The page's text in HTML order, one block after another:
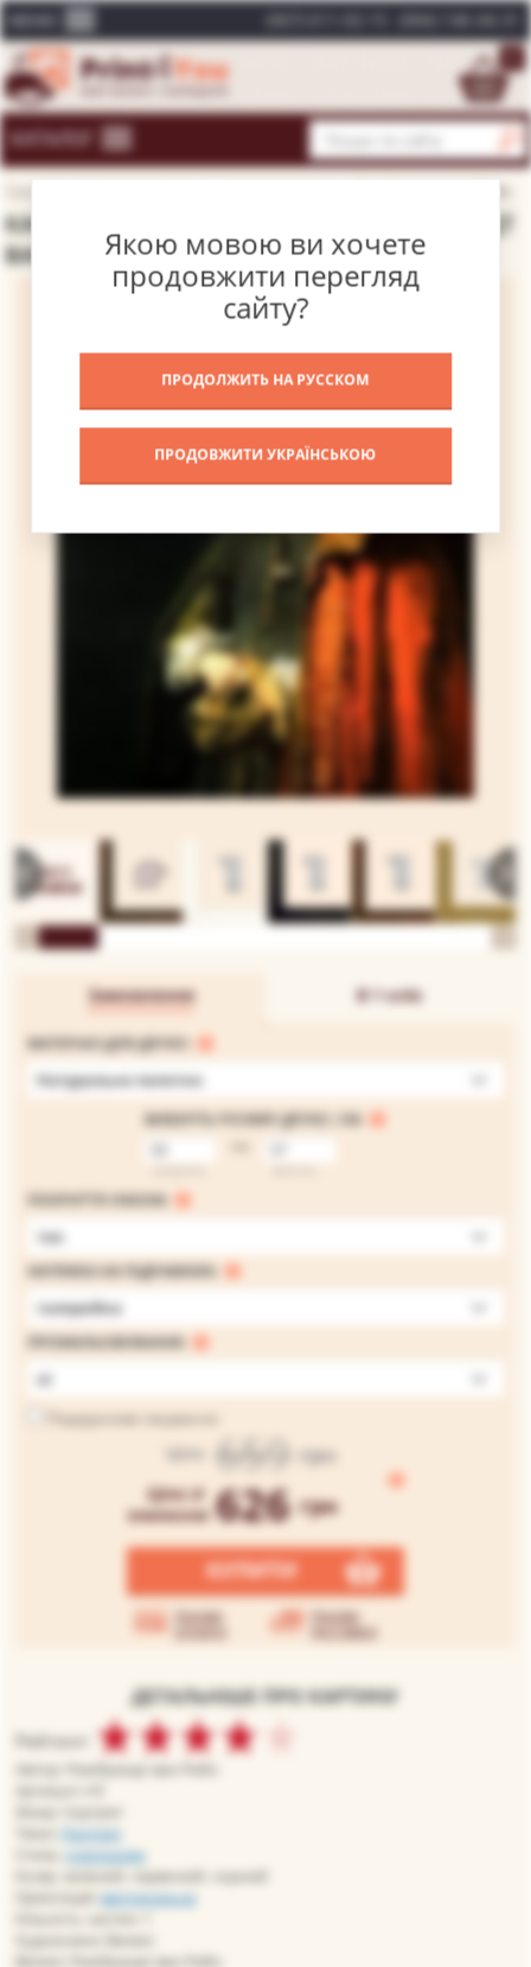
Якою мовою ви хочете
продовжити перегляд
сайту?
ПРОДОЛЖИТЬ НА РУССКОМ
ПРОДОВЖИТИ УКРАЇНСЬКОЮ
КАТАЛОГ
Рембрандт ван Рейн
КАРТИНА ПОРТРЕТ ЯНА СІКСА – РЕМБРАНДТ
ВАН РЕЙН
Замовлення В 1 клік
МАТЕРІАЛ ДЛЯ ДРУКУ:
Натуральне полотно
ВИБЕРІТЬ РОЗМІР ДРУКУ, СМ:
ПОКРИТТЯ ЛАКОМ:
так
НАТЯЖКА НА ПІДРАМНИК:
галерейна
ПРОМАЛЬОВУВАННЯ:
ні
Подарункове пакування
Ціна 659 грн
Ціна зі
знижкою 626 грн
КУПИТИ
Умови Умови
доставки
ДЕТАЛЬНІШЕ ПРО КАРТИНУ
Рейтинг:
Автор: Рембрандт ван Рейн
Жанр: портрет
Портрет
класицизм
Колір: зелений, червоний, чорний
Орієнтація:вертикальна
Художники: Великі
Великі: Рембрандт ван Рейн